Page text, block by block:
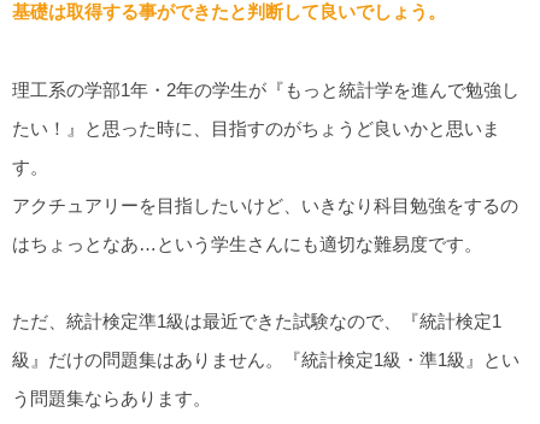
基礎は取得する事ができたと判断して良いでしょう。
理工系の学部1年・2年の学生が『もっと統計学を進んで勉強し
たい！』と思った時に、目指すのがちょうど良いかと思いま
す。
アクチュアリーを目指したいけど、いきなり科目勉強をするの
はちょっとなあ…という学生さんにも適切な難易度です。
ただ、統計検定準1級は最近できた試験なので、『統計検定1
級』だけの問題集はありません。『統計検定1級・準1級』とい
う問題集ならあります。